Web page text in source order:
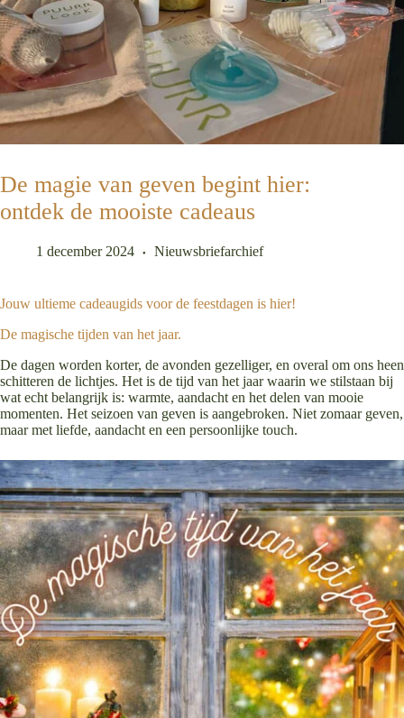
De magie van geven begint hier:
ontdek de mooiste cadeaus
1 december 2024 Nieuwsbriefarchief
Jouw ultieme cadeaugids voor de feestdagen is hier!
De magische tijden van het jaar.
De dagen worden korter, de avonden gezelliger, en overal om ons heen
schitteren de lichtjes. Het is de tijd van het jaar waarin we stilstaan bij
wat echt belangrijk is: warmte, aandacht en het delen van mooie
momenten. Het seizoen van geven is aangebroken. Niet zomaar geven,
maar met liefde, aandacht en een persoonlijke touch.